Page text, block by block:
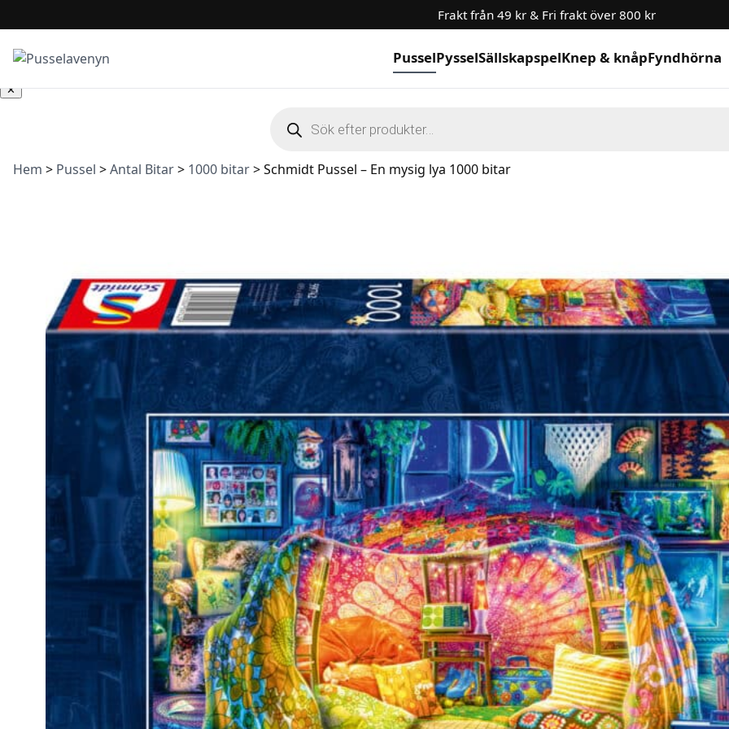
Hoppa till innehåll
Frakt från 49 kr & Fri frakt över 800 kr
PusselPysselSällskapspelKnep & knåpFyndhörna
✕
Hem > Pussel >Antal Bitar> 1000 bitar>Schmidt Pussel – En mysig lya 1000 bitar